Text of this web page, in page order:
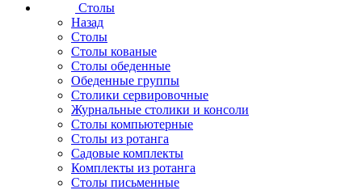
Столы
Назад
Столы
Столы кованые
Столы обеденные
Обеденные группы
Столики сервировочные
Журнальные столики и консоли
Столы компьютерные
Столы из ротанга
Садовые комплекты
Комплекты из ротанга
Столы письменные